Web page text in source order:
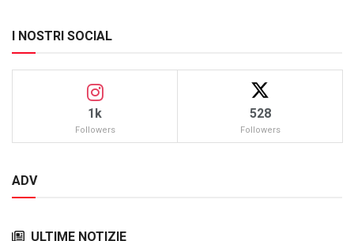
I NOSTRI SOCIAL
1k
Followers
528
Followers
ADV
ULTIME NOTIZIE